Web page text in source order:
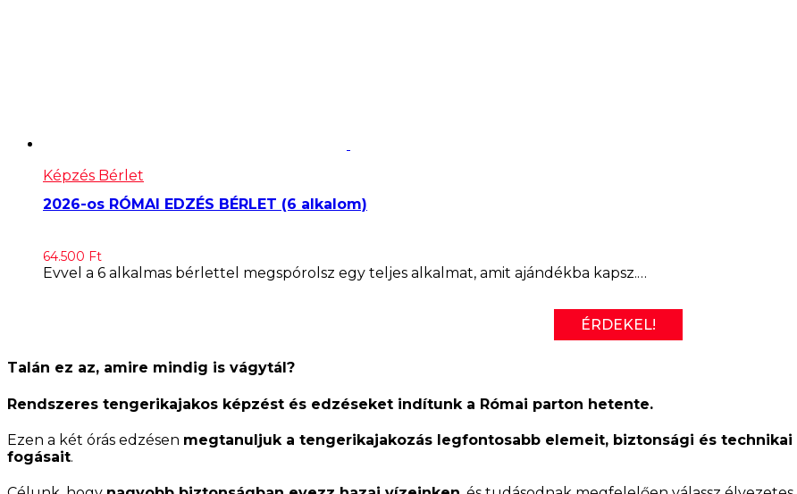
Képzés Bérlet
2026-os RÓMAI EDZÉS BÉRLET (6 alkalom)
64.500 Ft
Evvel a 6 alkalmas bérlettel megspórolsz egy teljes alkalmat, amit ajándékba kapsz.…
ÉRDEKEL!
Talán ez az, amire mindig is vágytál?
Rendszeres tengerikajakos képzést és edzéseket indítunk a Római parton hetente.
Ezen a két órás edzésen megtanuljuk a tengerikajakozás legfontosabb elemeit, biztonsági és technikai
fogásait.